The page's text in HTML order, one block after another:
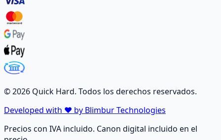
©2026 Quick Hard. Todos los derechos reservados.
Developed with ❤️ by Blimbur Technologies
Precios con IVA incluido. Canon digital incluido en el